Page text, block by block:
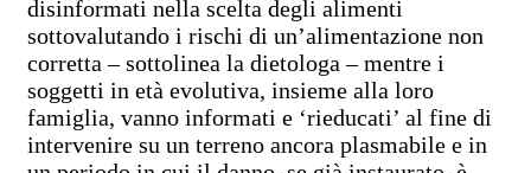
disinformati nella scelta degli alimenti
sottovalutando i rischi di un’alimentazione non
corretta – sottolinea la dietologa – mentre i
soggetti in età evolutiva, insieme alla loro
famiglia, vanno informati e ‘rieducati’ al fine di
intervenire su un terreno ancora plasmabile e in